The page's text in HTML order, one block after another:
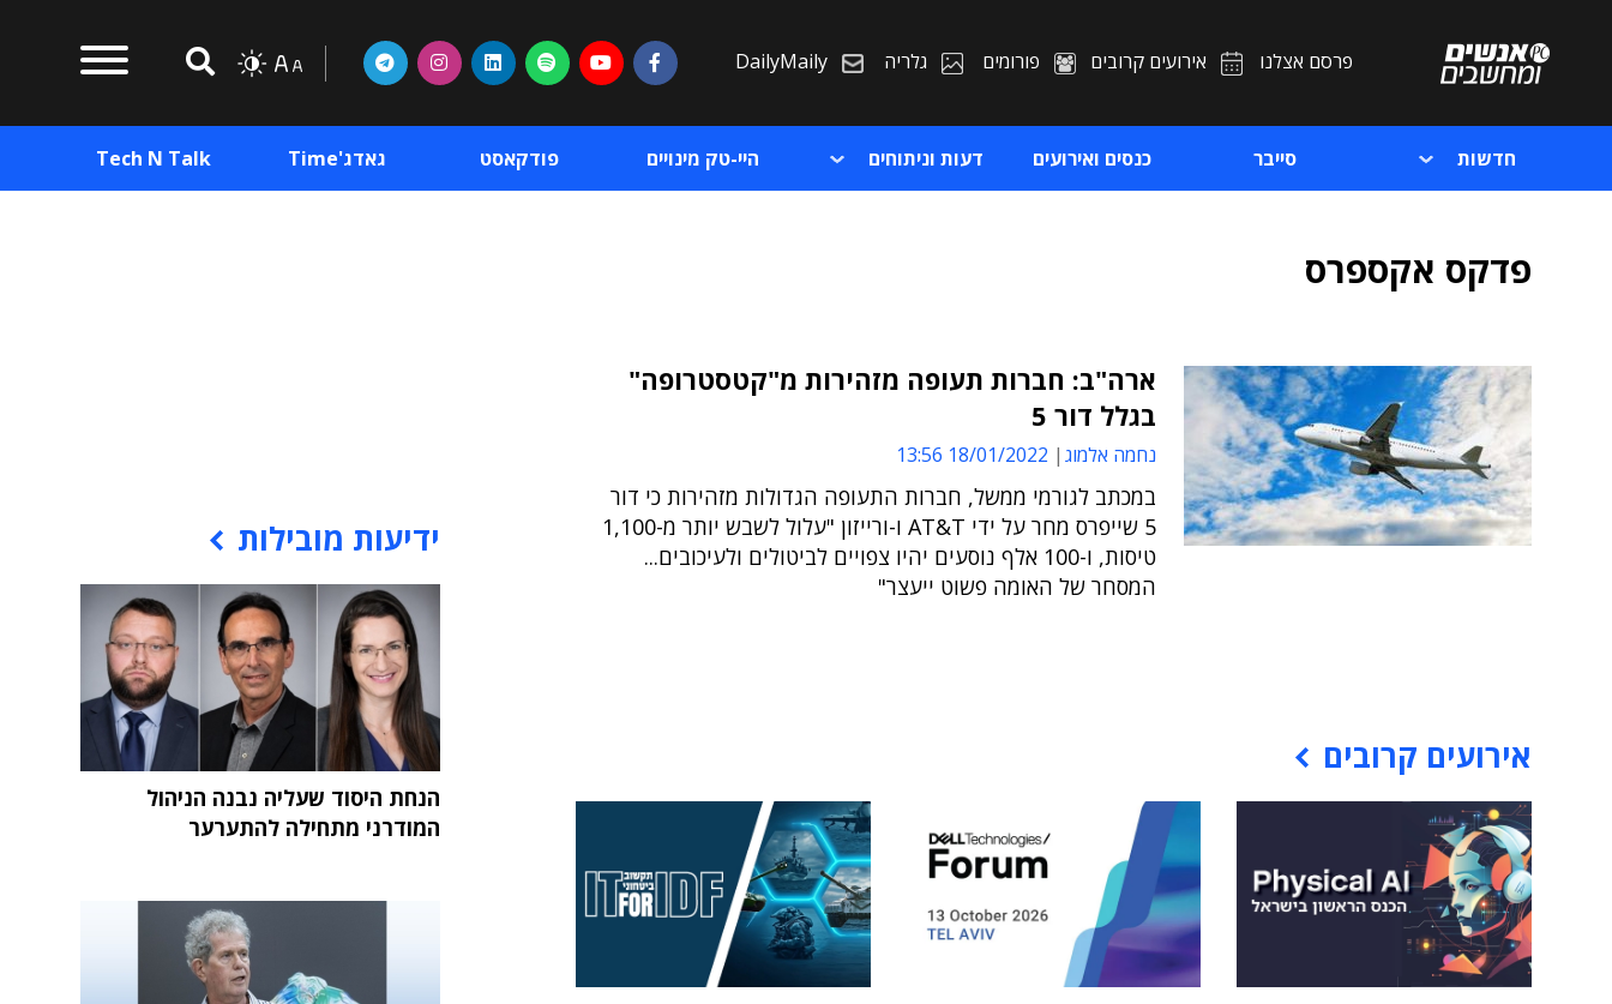
פרסם אצלנו אירועים קרובים פורומים גלריה DailyMaily
חדשות סייבר כנסים ואירועים דעות וניתוחים היי-טק מינויים פודקאסט גאדג'Time Tech N Talk
פדקס אקספרס
ארה"ב: חברות תעופה מזהירות מ"קטסטרופה"
בגלל דור 5
נחמה אלמוג 18/01/2022 13:56
במכתב לגורמי ממשל, חברות התעופה הגדולות מזהירות כי דור
5 שייפרס מחר על ידי AT&T ו-ורייזון "עלול לשבש יותר מ-1,100
טיסות, ו-100 אלף נוסעים יהיו צפויים לביטולים ולעיכובים...
המסחר של האומה פשוט ייעצר"
אירועים קרובים
ידיעות מובילות
הנחת היסוד שעליה נבנה הניהול
המודרני מתחילה להתערער